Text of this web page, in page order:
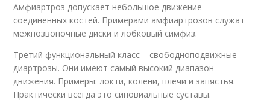
Амфиартроз допускает небольшое движение
соединенных костей. Примерами амфиартрозов служат
межпозвоночные диски и лобковый симфиз.
Третий функциональный класс – свободноподвижные
диартрозы. Они имеют самый высокий диапазон
движения. Примеры: локти, колени, плечи и запястья.
Практически всегда это синовиальные суставы.